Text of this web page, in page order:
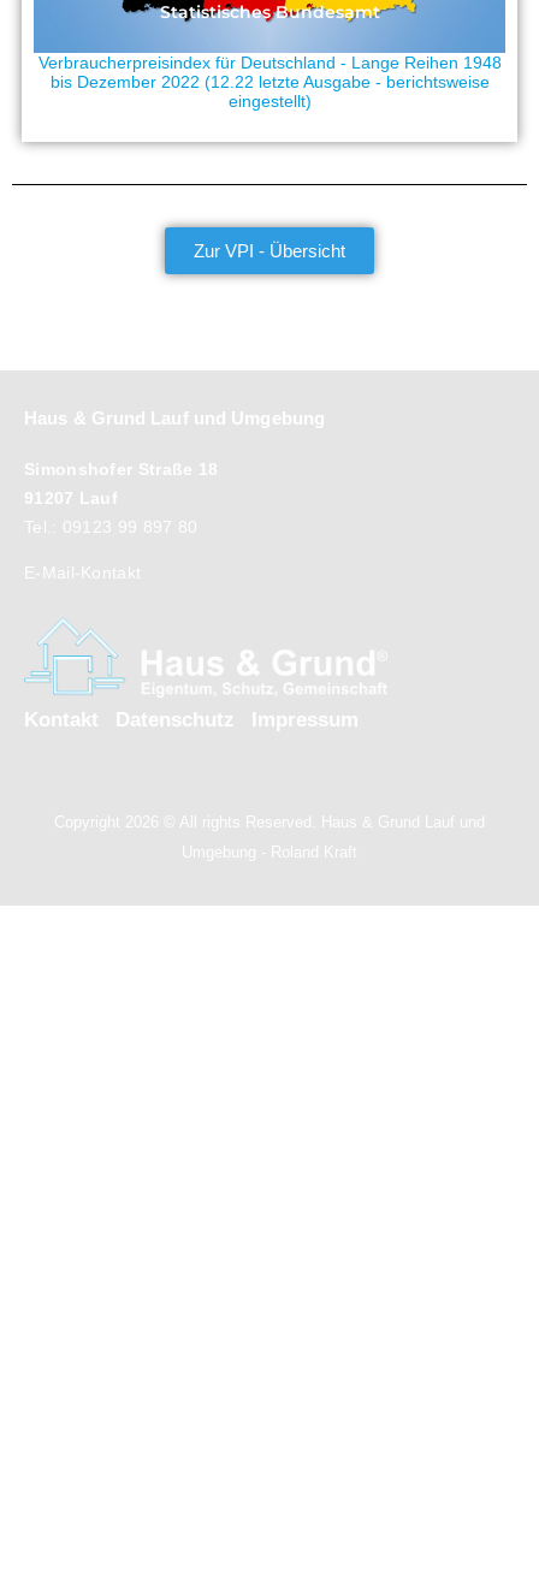
Statistisches Bundesamt
Verbraucherpreisindex für Deutschland - Lange Reihen 1948
bis Dezember 2022 (12.22 letzte Ausgabe - berichtsweise
eingestellt)
Zur VPI - Übersicht
Haus & Grund Lauf und Umgebung
Simonshofer Straße 18
91207 Lauf
Tel.: 09123 99 897 80
E-Mail-Kontakt
Kontakt Datenschutz Impressum
Copyright 2026 © All rights Reserved. Haus & Grund Lauf und
Umgebung - Roland Kraft